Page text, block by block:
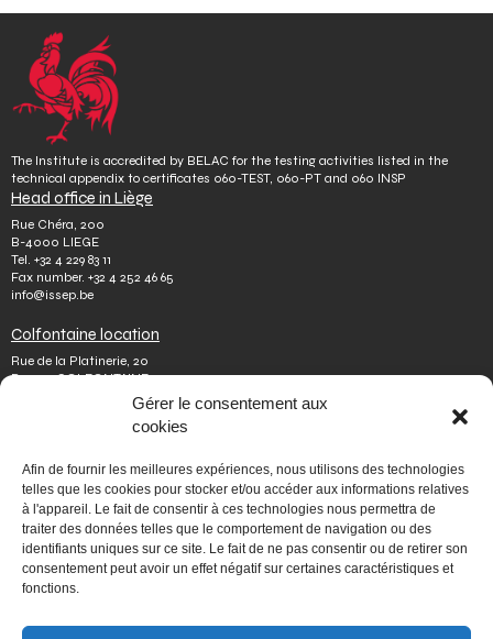
Gérer le consentement aux
cookies
Afin de fournir les meilleures expériences, nous utilisons des technologies
telles que les cookies pour stocker et/ou accéder aux informations relatives
à l'appareil. Le fait de consentir à ces technologies nous permettra de
traiter des données telles que le comportement de navigation ou des
identifiants uniques sur ce site. Le fait de ne pas consentir ou de retirer son
consentement peut avoir un effet négatif sur certaines caractéristiques et
fonctions.
The Institute is accredited by BELAC for the testing activities listed in the
technical appendix to certificates 060-TEST, 060-PT and 060 INSP
Head office in Liège
Rue Chéra, 200
B-4000 LIEGE
Tel. +32 4 229 83 11
Fax number. +32 4 252 46 65
info@issep.be
Colfontaine location
Rue de la Platinerie, 20
B-7340 COLFONTAINE
+32 65 610 808
colfontaine@issep.be
ISSeP
About us
Working with us
Doing an internship
Ask a question
Other
Privacy policy
Mediator